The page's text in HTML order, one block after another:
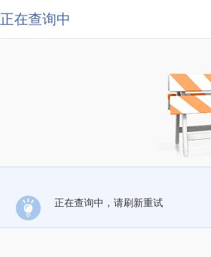
正在查询中
正在查询中，请刷新重试